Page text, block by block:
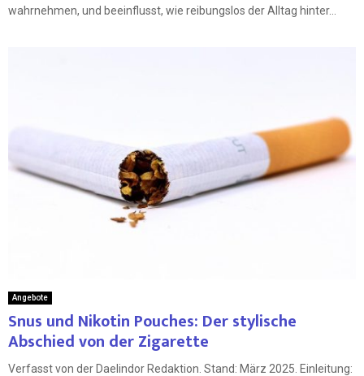
wahrnehmen, und beeinflusst, wie reibungslos der Alltag hinter...
Angebote
Snus und Nikotin Pouches: Der stylische
Abschied von der Zigarette
Verfasst von der Daelindor Redaktion. Stand: März 2025. Einleitung: